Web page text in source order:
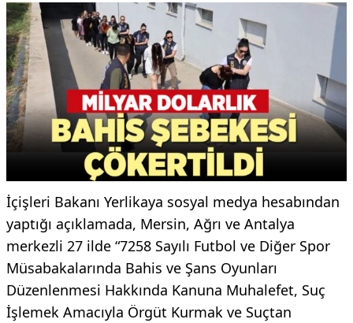
İçişleri Bakanı Yerlikaya sosyal medya hesabından
yaptığı açıklamada, Mersin, Ağrı ve Antalya
merkezli 27 ilde “7258 Sayılı Futbol ve Diğer Spor
Müsabakalarında Bahis ve Şans Oyunları
Düzenlenmesi Hakkında Kanuna Muhalefet, Suç
İşlemek Amacıyla Örgüt Kurmak ve Suçtan